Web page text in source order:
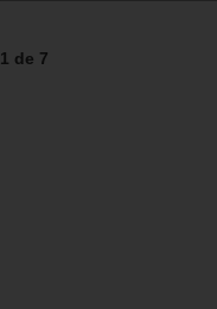
1 de 7